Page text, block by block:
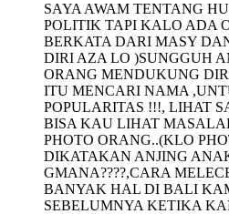
SAYA AWAM TENTANG
POLITIK TAPI KALO ADA
BERKATA DARI MASY
DIRI AZA LO )SUNGGUH
ORANG MENDUKUNG
ITU MENCARI NAMA
POPULARITAS !!!, LIHAT
BISA KAU LIHAT
PHOTO ORANG..(KLO
DIKATAKAN ANJING
GMANA????,CARA
BANYAK HAL DI BALI
SEBELUMNYA KETIKA